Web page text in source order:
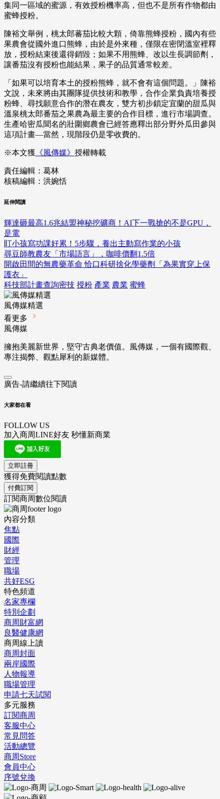
集同一區域的蜜源，有效授粉機率高，但也不是所有作物都由
蜜蜂授粉。
陳裕文舉例，桃太郎蕃茄比較大顆，倚靠熊蜂授粉，國內有些
果農會從國外進口熊蜂，由於是外來種，僅限在密閉溫室裡釋
放，授粉結束後還得銷毀；如果不用熊蜂、改以生長調節劑，
讓番茄沒有授粉也能結果，果子的品質通常較差。
「如果可以培育本土的授粉熊蜂，就不會有這個問題。」陳裕
文說，未來將由其團隊提供技術和教學，合作企業負責培養授
粉蜂、尋找願意合作的潛在農友，雙方初步鎖定宜蘭的甜瓜與
溫泉桃太郎番茄之果農為最主要的合作目標，進行市場調查。
生產哈密瓜聞名的壯圍鄉農會已經答應釋出部分野外瓜田參與
這項計畫—當然，現階段仍是零收費的。
※本文獲 《風傳媒》 授權轉載
責任編輯：葛林
核稿編輯：洪婉恬
延伸閱讀
輝達砸最高1.6兆結盟神秘挖礦商！AI下一戰搶的不是GPU，
是電
盯小孩寫功課好累！5步驟，養出主動寫作業的小孩
尋豆師教農友「市場語言」，咖啡價翻1.5倍
開啟田間的無農藥革命 恰口科研捨化學藥劑「為果實穿上保
護衣」
科技部計畫查詢密技 授粉 產業 農業 蜜蜂
風傳媒精選
看更多
風傳媒
擁抱美麗新世界，堅守古典老價值。風傳媒，一個有國際觀、
專注揭弊、觀點犀利的新媒體。
廣告-請繼續往下閱讀
大家都在看
FOLLOW US
加入商周LINE好友 秒懂新商業
立即註冊
獲得免費閱讀點數
付費訂閱
訂閱商周數位閱讀
內容分類
焦點
國際
財經
管理
職場
共好ESG
特色頻道
名家專欄
特別企劃
商周財富網
良醫健康網
商周線上讀
商周封面
兩岸國際
人物報導
職場管理
申請七天試閱
多元服務
訂閱商周
客服中心
常見問答
活動總覽
商周Store
會員中心
序號兌換